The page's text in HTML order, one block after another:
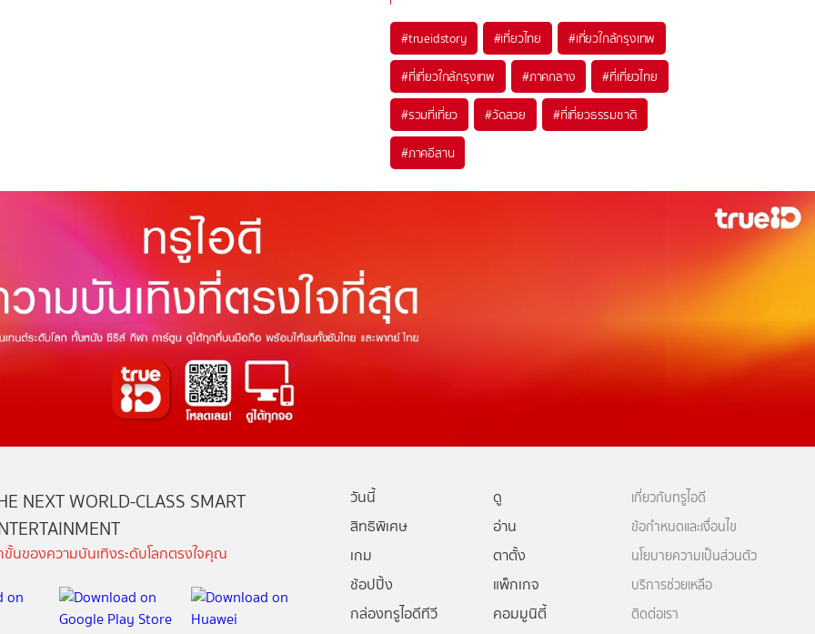
#trueidstory #เที่ยวไทย #เที่ยวใกล้กรุงเทพ
#ที่เที่ยวใกล้กรุงเทพ #ภาคกลาง #ที่เที่ยวไทย
#รวมที่เที่ยว #วัดสวย #ที่เที่ยวธรรมชาติ
#ภาคอีสาน
NEXT WORLD-CLASS SMART
นของความบันเทิงระดับโลกตรงใจคุณ
วันนี้
ดู
สิทธิพิเศษ
อ่าน
เกม
ตาตั้ง
ช้อปปิ้ง
แพ็กเกจ
กล่องทรูไอดีทีวี
คอมมูนิตี้
เกี่ยวกับทรูไอดี
ข้อกำหนดและเงื่อนไข
นโยบายความเป็นส่วนตัว
บริการช่วยเหลือ
ติดต่อเรา